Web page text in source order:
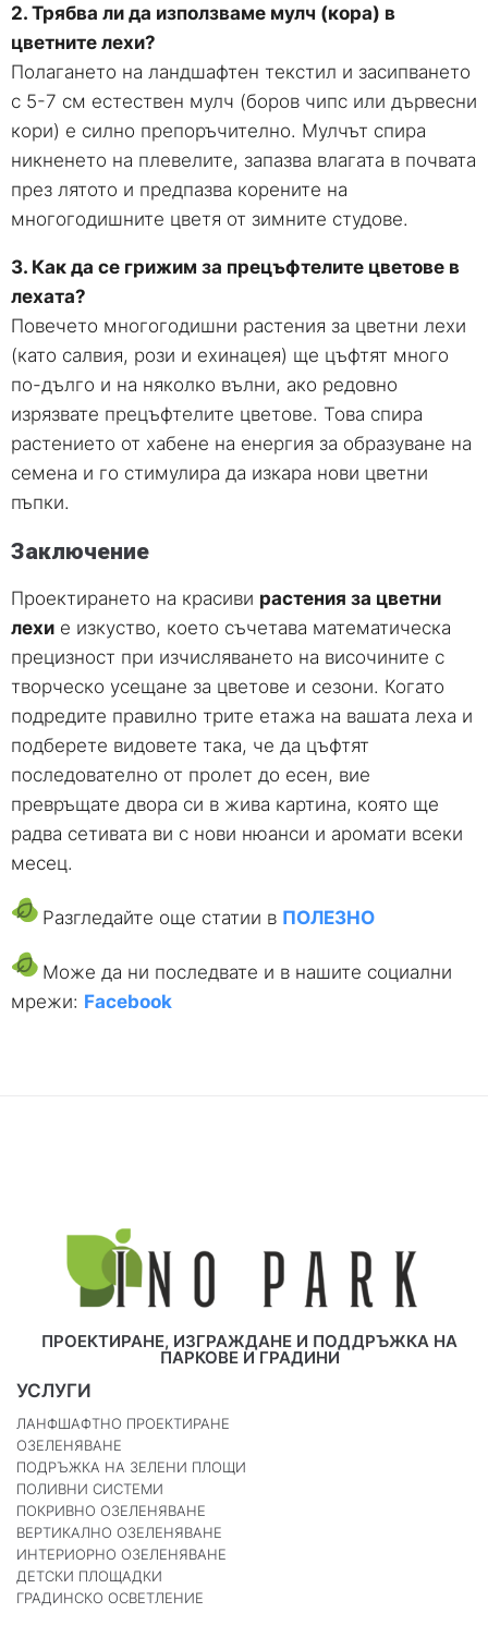
2. Трябва ли да използваме мулч (кора) в
цветните лехи?
Полагането на ландшафтен текстил и засипването
с 5-7 см естествен мулч (боров чипс или дървесни
кори) е силно препоръчително. Мулчът спира
никненето на плевелите, запазва влагата в почвата
през лятото и предпазва корените на
многогодишните цветя от зимните студове.
3. Как да се грижим за прецъфтелите цветове в
лехата?
Повечето многогодишни растения за цветни лехи
(като салвия, рози и ехинацея) ще цъфтят много
по-дълго и на няколко вълни, ако редовно
изрязвате прецъфтелите цветове. Това спира
растението от хабене на енергия за образуване на
семена и го стимулира да изкара нови цветни
пъпки.
Заключение
Проектирането на красиви растения за цветни
лехи е изкуство, което съчетава математическа
прецизност при изчисляването на височините с
творческо усещане за цветове и сезони. Когато
подредите правилно трите етажа на вашата леха и
подберете видовете така, че да цъфтят
последователно от пролет до есен, вие
превръщате двора си в жива картина, която ще
радва сетивата ви с нови нюанси и аромати всеки
месец.
Разгледайте още статии в ПОЛЕЗНО
Може да ни последвате и в нашите социални
мрежи: Facebook
ПРОЕКТИРАНЕ, ИЗГРАЖДАНЕ И ПОДДРЪЖКА НА
ПАРКОВЕ И ГРАДИНИ
УСЛУГИ
ЛАНФШАФТНО ПРОЕКТИРАНЕ
ОЗЕЛЕНЯВАНЕ
ПОДРЪЖКА НА ЗЕЛЕНИ ПЛОЩИ
ПОЛИВНИ СИСТЕМИ
ПОКРИВНО ОЗЕЛЕНЯВАНЕ
ВЕРТИКАЛНО ОЗЕЛЕНЯВАНЕ
ИНТЕРИОРНО ОЗЕЛЕНЯВАНЕ
ДЕТСКИ ПЛОЩАДКИ
ГРАДИНСКО ОСВЕТЛЕНИЕ